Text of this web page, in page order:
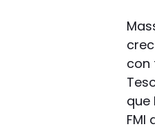
con
que
FMI